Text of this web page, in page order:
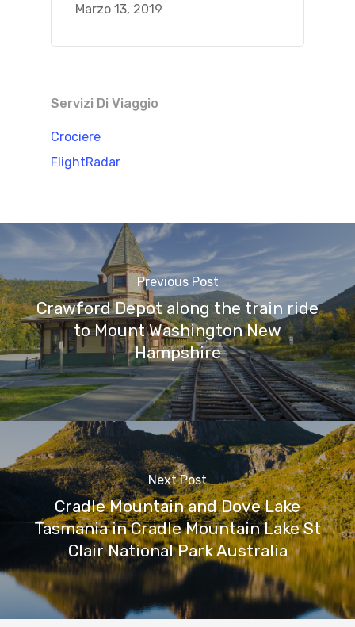
Marzo 13, 2019
Servizi Di Viaggio
Crociere
FlightRadar
Previous Post
Crawford Depot along the train ride
to Mount Washington New
Hampshire
Next Post
Cradle Mountain and Dove Lake
Tasmania in Cradle Mountain Lake St
Clair National Park Australia